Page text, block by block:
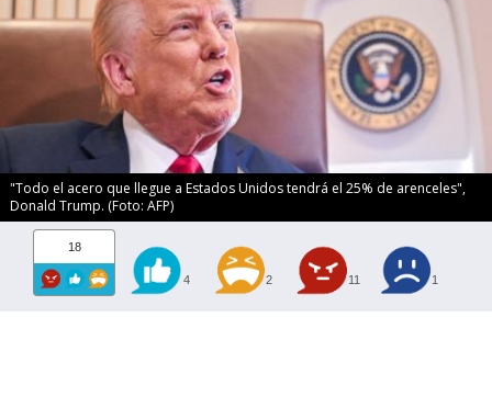
"Todo el acero que llegue a Estados Unidos tendrá el 25% de arenceles",
Donald Trump. (Foto: AFP)
18
4 2 11 1